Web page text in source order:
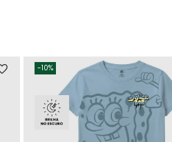
-10%